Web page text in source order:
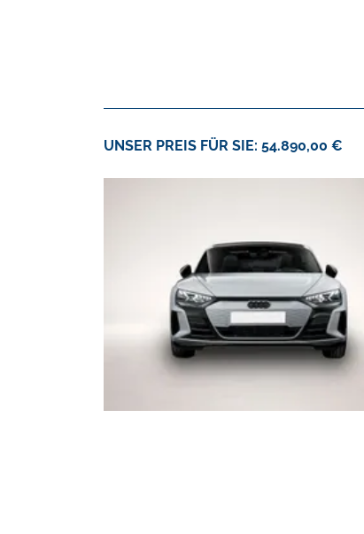
UNSER PREIS FÜR SIE: 54.890,00 €